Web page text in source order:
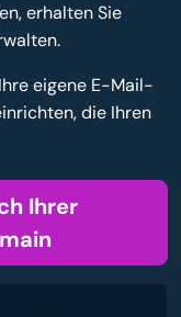
erhalten Sie
eigene E-Mail-
die Ihren
Ihrer